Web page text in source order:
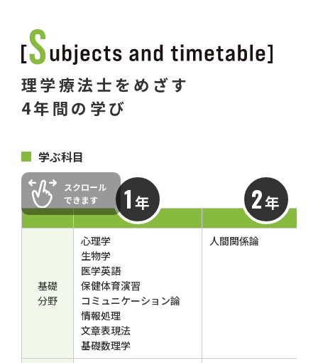
理学療法士をめざす
4年間の学び
学ぶ科目
1 年 2年
基礎
分野
心理学
生物学
医学英語
保健体育演習
コミュニケーション論
情報処理
文章表現法
基礎数理学
人間関係論